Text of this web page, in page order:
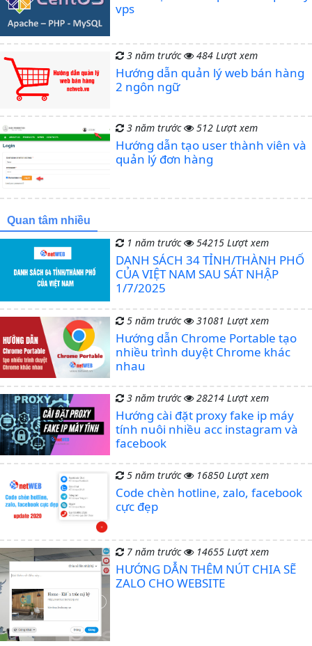
vps
3 năm trước 484 Lượt xem
Hướng dẫn quản lý web bán hàng
2 ngôn ngữ
3 năm trước 512 Lượt xem
Hướng dẫn tạo user thành viên và
quản lý đơn hàng
Quan tâm nhiều
1 năm trước 54215 Lượt xem
DANH SÁCH 34 TỈNH/THÀNH PHỐ
CỦA VIỆT NAM SAU SÁT NHẬP
1/7/2025
5 năm trước 31081 Lượt xem
Hướng dẫn Chrome Portable tạo
nhiều trình duyệt Chrome khác
nhau
3 năm trước 28214 Lượt xem
Hướng cài đặt proxy fake ip máy
tính nuôi nhiều acc instagram và
facebook
5 năm trước 16850 Lượt xem
Code chèn hotline, zalo, facebook
cực đẹp
7 năm trước 14655 Lượt xem
HƯỚNG DẪN THÊM NÚT CHIA SẼ
ZALO CHO WEBSITE